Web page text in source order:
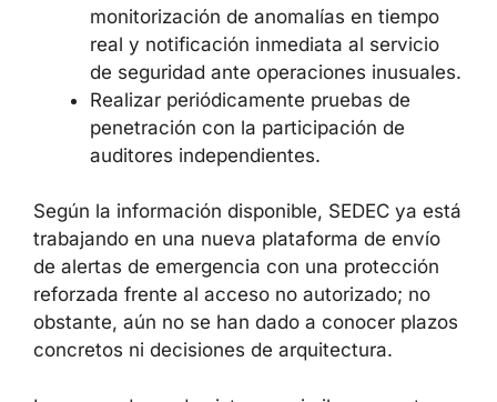
canales VPN seguros desde
direcciones fijas.
Registrar exhaustivamente todas las
acciones en el sistema, con
monitorización de anomalías en tiempo
real y notificación inmediata al servicio
inusuales.
Realizar periódicamente pruebas de
penetración con la participación de
auditores independientes.
Según la información disponible, SEDEC ya